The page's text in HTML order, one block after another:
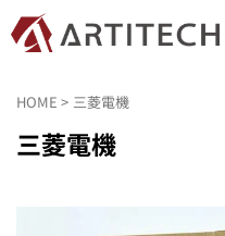
HOME > 三菱電機
三菱電機